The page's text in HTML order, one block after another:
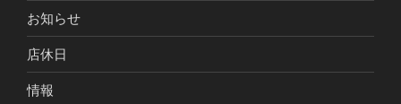
お知らせ
店休日
情報